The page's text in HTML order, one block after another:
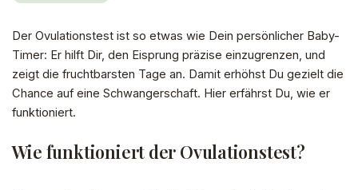
Der Ovulationstest ist so etwas wie Dein persönlicher Baby-
Timer: Er hilft Dir, den Eisprung präzise einzugrenzen, und
zeigt die fruchtbarsten Tage an. Damit erhöhst Du gezielt die
Chance auf eine Schwangerschaft. Hier erfährst Du, wie er
funktioniert.
Wie funktioniert der Ovulationstest?